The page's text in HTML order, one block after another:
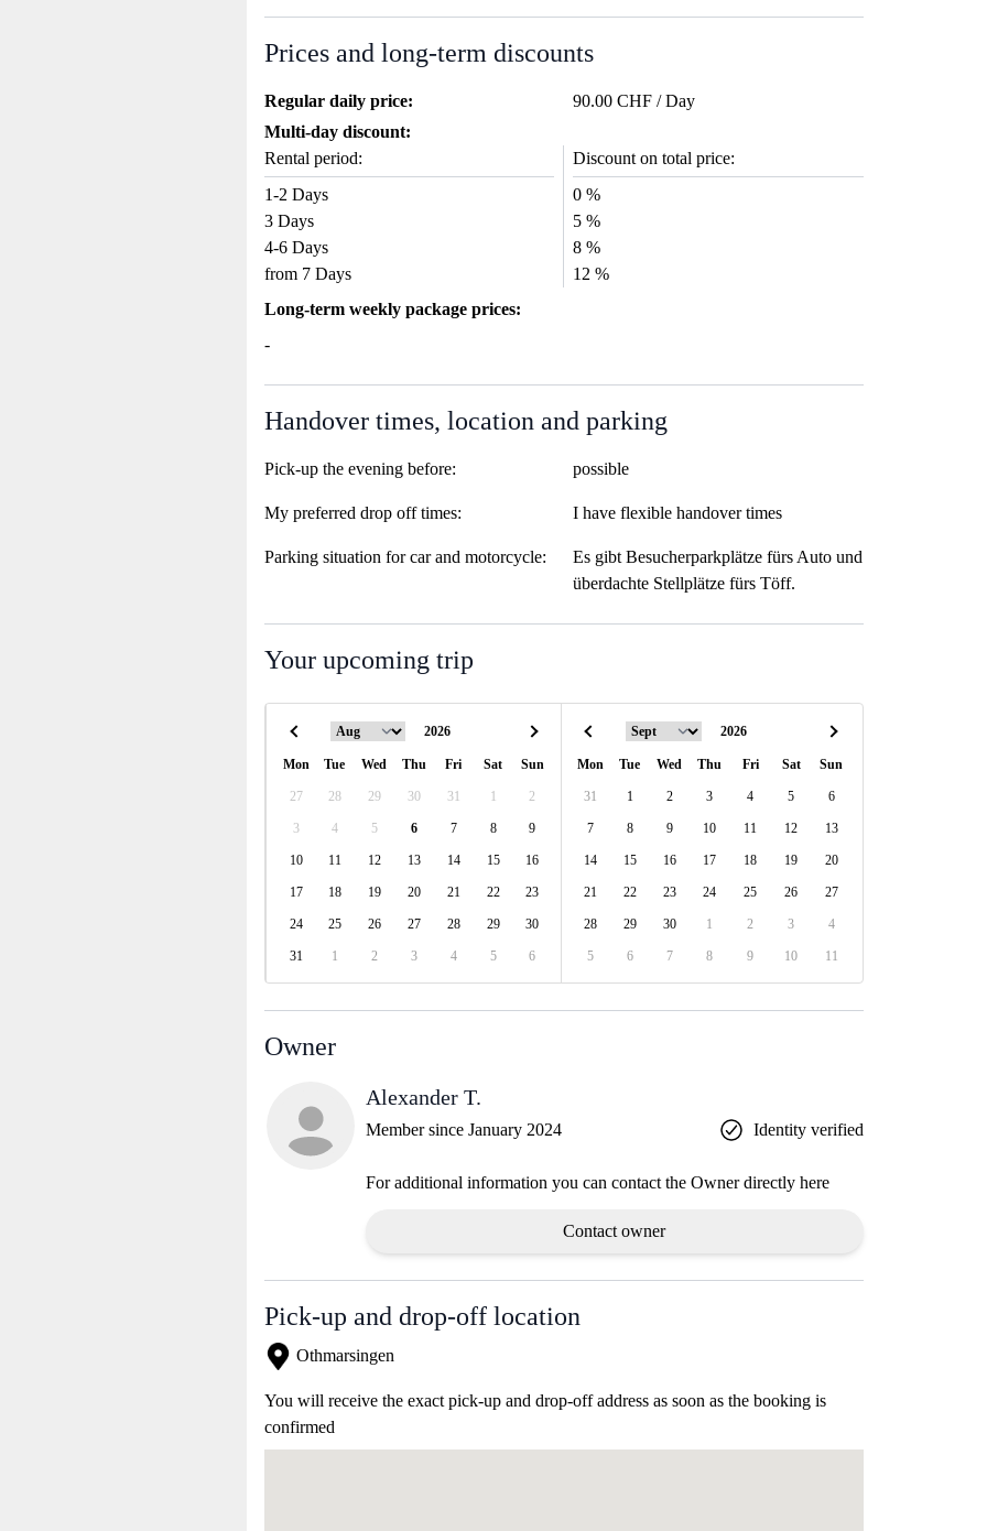
Prices and long-term discounts
Regular daily price:
90.00 CHF / Day
Multi-day discount:
Rental period:
Discount on total price:
1-2 Days
0 %
3 Days
5 %
4-6 Days
8 %
from 7 Days
12 %
Long-term weekly package prices:
-
Handover times, location and parking
Pick-up the evening before: possible
My preferred drop off times: I have flexible handover times
Parking situation for car and motorcycle:
Es gibt Besucherparkplätze fürs Auto und
überdachte Stellplätze fürs Töff.
Your upcoming trip
Mon Tue Wed Thu Fri Sat Sun
27 28 29 30 31 1 2
3 4 5 6 7 8 9
10 11 12 13 14 15 16
17 18 19 20 21 22 23
24 25 26 27 28 29 30
31 1 2 3 4 5 6
Mon Tue Wed Thu Fri Sat Sun
31 1 2 3 4 5 6
7 8 9 10 11 12 13
14 15 16 17 18 19 20
21 22 23 24 25 26 27
28 29 30 1 2 3 4
5 6 7 8 9 10 11
Owner
Alexander T.
Member since January 2024 Identity verified
For additional information you can contact the Owner directly here
Contact owner
Pick-up and drop-off location
Othmarsingen
You will receive the exact pick-up and drop-off address as soon as the booking is
confirmed